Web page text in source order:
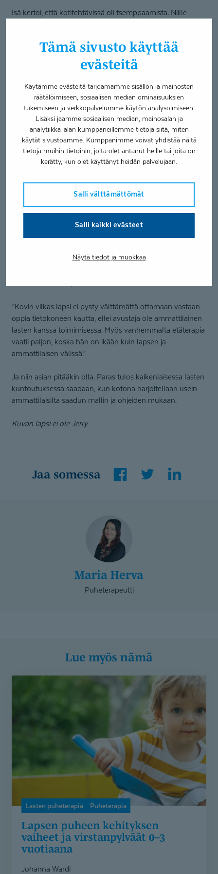
Tämä sivusto käyttää
evästeitä
Käytämme evästeitä tarjoamamme sisällön ja mainosten
räätälöimiseen, sosiaalisen median ominaisuuksien
tukemiseen ja verkkopalvelumme käytön analysoimiseen.
Lisäksi jaamme sosiaalisen median, mainosalan ja
analytiikka-alan kumppaneillemme tietoja siitä, miten
käytät sivustoamme. Kumppanimme voivat yhdistää näitä
tietoja muihin tietoihin, joita olet antanut heille tai joita on
kerätty, kun olet käyttänyt heidän palvelujaan.
Salli välttämättömät
Salli kaikki evästeet
Näytä tiedot ja muokkaa
Isä kertoi, että kotitehtävissä oli tsemppaamista. Niille
muita mieluisia harjoittelutilanteita.
”Oma metodimme oli tehdä äänneharjoituksia autossa
ajomatkoilla. Mukavinta oli onnistua uusissa äänteissä ja
etenkin r-kirjaimen oppiminen oli suuri hetki”, isä toteaa
jälkikäteen.
Onneksi äänteet löytyivät, sillä toistaminen aikuisille oli
selvästi raskasta. Enää lapsi ei itsekään ole ahdistunut.
Vanhemmilla tärkeä rooli
Terapiajakson lopussa Jerry oli reipas koulun aloittaja.
puheellaan hyvin ymmärretyksi. S-äänteen käyttö
unohtuu vielä usein. Kaikki äänteet kuitenkin onnistuvat ja
puhe on pääosin selkeää. Jakson lopulla pohdittiin vielä
”Kovin vilkas lapsi ei pysty välttämättä ottamaan vastaan
oppia tietokoneen kautta, ellei avustaja ole ammattilainen
lasten kanssa toimimisessa. Myös vanhemmalta etäterapia
vaatii paljon, koska hän on ikään kuin lapsen ja
ammattilaisen välissä.”
Ja niin asian pitääkin olla. Paras tulos kaikenlaisessa lasten
kuntoutuksessa saadaan, kun kotona harjoitellaan usein
ammattilaisilta saadun mallin ja ohjeiden mukaan.
Kuvan lapsi ei ole Jerry.
Jaa somessa
Maria Herva
Puheterapeutti
Lue myös nämä
vuotiaana
Lasten puheterapia Puheterapia
Lapsen puheen kehityksen
vaiheet ja virstanpylväät 0–3
vuotiaana
Johanna Wardi